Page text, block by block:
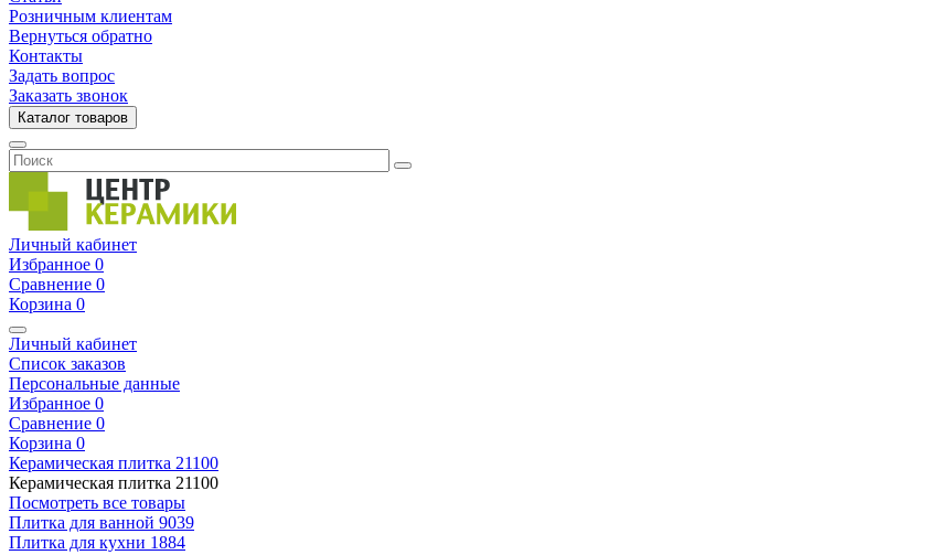
Розничным клиентам
Вернуться обратно
Контакты
Задать вопрос
Заказать звонок
Каталог товаров
Личный кабинет
Избранное 0
Сравнение 0
Корзина 0
Личный кабинет
Список заказов
Персональные данные
Избранное 0
Сравнение 0
Корзина 0
Керамическая плитка 21100
Керамическая плитка 21100
Посмотреть все товары
Плитка для ванной 9039
Плитка для кухни 1884